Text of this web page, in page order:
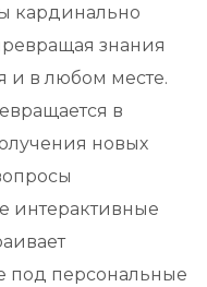
кардинально
знания
и в любом месте.
в
новых
интерактивные
под персональные